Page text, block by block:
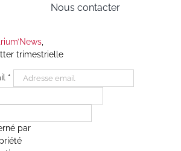
Nous contacter
,
trimestrielle
*
par